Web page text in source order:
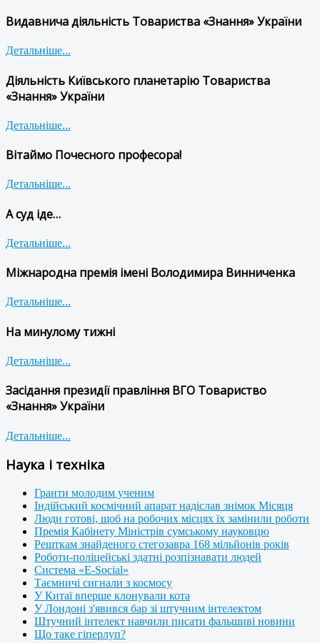
Видавнича діяльність Товариства «Знання» України
Детальніше...
Діяльність Київського планетарію Товариства
«Знання» України
Детальніше...
Вітаймо Почесного професора!
Детальніше...
А суд іде…
Детальніше...
Міжнародна премія імені Володимира Винниченка
Детальніше...
На минулому тижні
Детальніше...
Засідання президії правління ВГО Товариство
«Знання» України
Детальніше...
Наука і техніка
Гранти молодим ученим
Індійський космічний апарат надіслав знімок Місяця
Люди готові, щоб на робочих місцях їх замінили роботи
Премія Кабінету Міністрів сумському науковцю
Решткам знайденого стегозавра 168 мільйонів років
Роботи-поліцейські здатні розпізнавати людей
Система «E-Social»
Таємничі сигнали з космосу
У Китаї вперше клонували кота
У Лондоні з'явився бар зі штучним інтелектом
Штучний інтелект навчили писати фальшиві новини
Що таке гіперлуп?